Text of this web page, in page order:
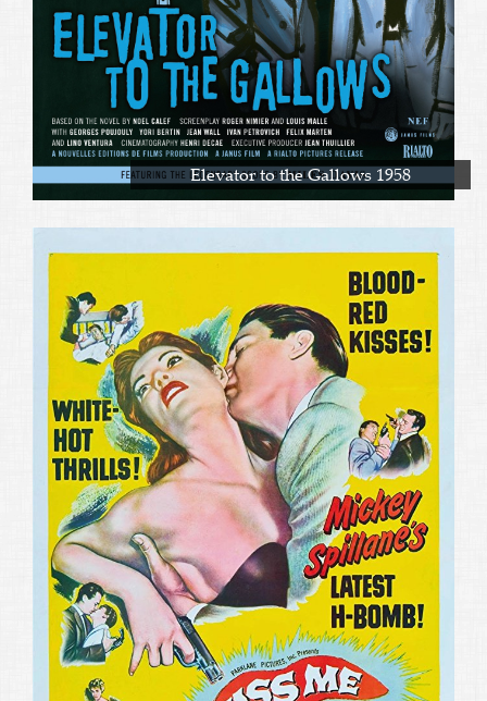
Elevator to the Gallows 1958